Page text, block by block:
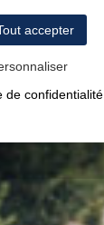
accepter
de confidentialité